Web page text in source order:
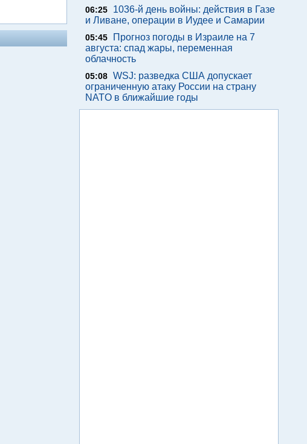
06:25
1036-й день войны: действия в Газе
и Ливане, операции в Иудее и Самарии
05:45
Прогноз погоды в Израиле на 7
августа: спад жары, переменная
облачность
05:08 WSJ: разведка США допускает
ограниченную атаку России на страну
NATO в ближайшие годы